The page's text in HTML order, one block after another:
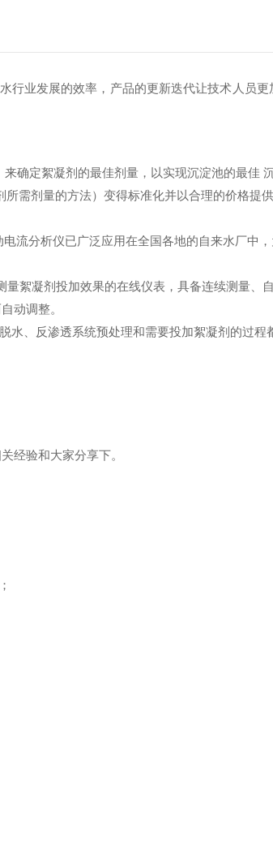
业发展的效率，产品的更新迭代让技术人员
确定絮凝剂的最佳剂量，以实现沉淀池的最佳
所需剂量的方法）变得标准化并以合理的价格提
流分析仪已广泛应用在全国各地的自来水厂中
絮凝剂投加效果的在线仪表，具备连续测量、自
动调整。
、反渗透系统预处理和需要投加絮凝剂的过程
经验和大家分享下。